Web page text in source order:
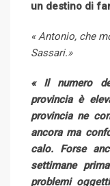
un destino di
« Antonio, che
Sassari.»
« Il numero
provincia è
provincia ne
ancora ma
calo. Forse
settimane
problemi